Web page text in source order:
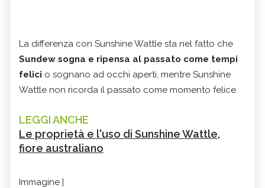
La differenza con Sunshine Wattle sta nel fatto che
Sundew sogna e ripensa al passato come tempi
felici o sognano ad occhi aperti, mentre Sunshine
Wattle non ricorda il passato come momento felice.
LEGGI ANCHE
Le proprietà e l'uso di Sunshine Wattle,
fiore australiano
Immagine |